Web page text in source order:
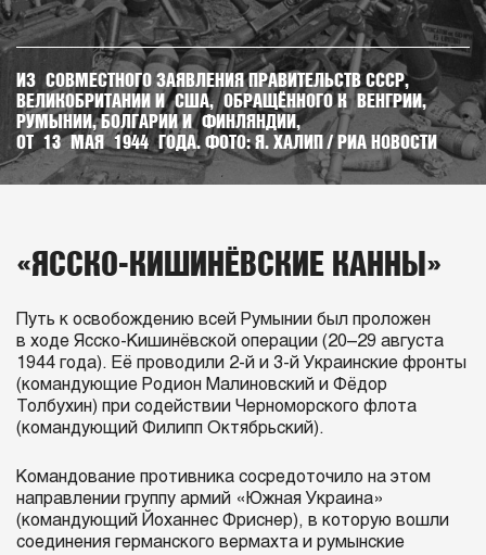
ИЗ СОВМЕСТНОГО ЗАЯВЛЕНИЯ ПРАВИТЕЛЬСТВ СССР,
ВЕЛИКОБРИТАНИИ И США, ОБРАЩЁННОГО К ВЕНГРИИ,
РУМЫНИИ, БОЛГАРИИ И ФИНЛЯНДИИ,
ОТ 13 МАЯ 1944 ГОДА. ФОТО: Я. ХАЛИП / РИА НОВОСТИ
«ЯССКО-КИШИНЁВСКИЕ КАННЫ»
Путь к освобождению всей Румынии был проложен
в ходе Ясско-Кишинёвской операции (20–29 августа
1944 года). Её проводили 2-й и 3-й Украинские фронты
(командующие Родион Малиновский и Фёдор
Толбухин) при содействии Черноморского флота
(командующий Филипп Октябрьский).
Командование противника сосредоточило на этом
направлении группу армий «Южная Украина»
(командующий Йоханнес Фриснер), в которую вошли
соединения германского вермахта и румынские